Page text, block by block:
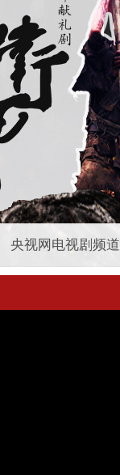
央视网电视剧频道